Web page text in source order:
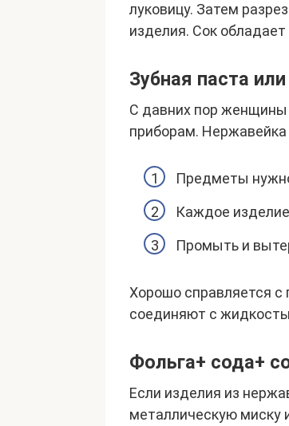
луковицу. Затем
изделия. Сок
Зубная паста
С давних пор женщины
приборам. Нержавейка
Предметы
Каждое
Промыть и
Хорошо справляется с
соединяют с
Фольга+ сода+
Если изделия из
металлическую миску